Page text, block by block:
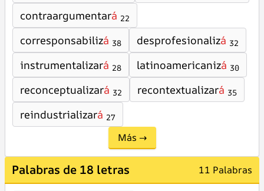
contraargumentará 22
corresponsabilizá 38 desprofesionalizá 32
instrumentalizará 28 latinoamericanizá 30
reconceptualizará 32 recontextualizará 35
reindustrializará 27
Más →
Palabras de 18 letras 11 Palabras